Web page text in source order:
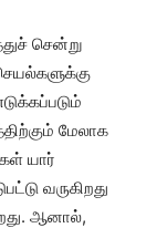
சென்று
மேலாக
யார்
வருகிறது
ஆனால்,